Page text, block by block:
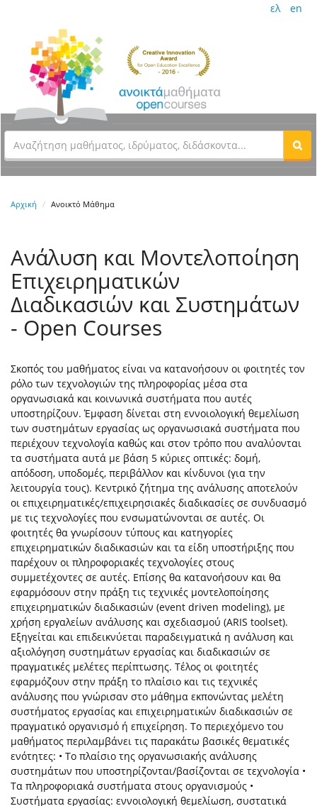
ελ en
Αρχική Ανοικτό Μάθημα
Ανάλυση και Μοντελοποίηση
Επιχειρηματικών
Διαδικασιών και Συστημάτων
- Open Courses
Σκοπός του μαθήματος είναι να κατανοήσουν οι φοιτητές τον
ρόλο των τεχνολογιών της πληροφορίας μέσα στα
οργανωσιακά και κοινωνικά συστήματα που αυτές
υποστηρίζουν. Έμφαση δίνεται στη εννοιολογική θεμελίωση
των συστημάτων εργασίας ως οργανωσιακά συστήματα που
περιέχουν τεχνολογία καθώς και στον τρόπο που αναλύονται
τα συστήματα αυτά με βάση 5 κύριες οπτικές: δομή,
απόδοση, υποδομές, περιβάλλον και κίνδυνοι (για την
λειτουργία τους). Κεντρικό ζήτημα της ανάλυσης αποτελούν
οι επιχειρηματικές/επιχειρησιακές διαδικασίες σε συνδυασμό
με τις τεχνολογίες που ενσωματώνονται σε αυτές. Οι
φοιτητές θα γνωρίσουν τύπους και κατηγορίες
επιχειρηματικών διαδικασιών και τα είδη υποστήριξης που
παρέχουν οι πληροφοριακές τεχνολογίες στους
συμμετέχοντες σε αυτές. Επίσης θα κατανοήσουν και θα
εφαρμόσουν στην πράξη τις τεχνικές μοντελοποίησης
επιχειρηματικών διαδικασιών (event driven modeling), με
χρήση εργαλείων ανάλυσης και σχεδιασμού (ARIS toolset).
Εξηγείται και επιδεικνύεται παραδειγματικά η ανάλυση και
αξιολόγηση συστημάτων εργασίας και διαδικασιών σε
πραγματικές μελέτες περίπτωσης. Τέλος οι φοιτητές
εφαρμόζουν στην πράξη το πλαίσιο και τις τεχνικές
ανάλυσης που γνώρισαν στο μάθημα εκπονώντας μελέτη
συστήματος εργασίας και επιχειρηματικών διαδικασιών σε
πραγματικό οργανισμό ή επιχείρηση. Το περιεχόμενο του
μαθήματος περιλαμβάνει τις παρακάτω βασικές θεματικές
ενότητες: • Το πλαίσιο της οργανωσιακής ανάλυσης
συστημάτων που υποστηρίζονται/βασίζονται σε τεχνολογία •
Τα πληροφοριακά συστήματα στους οργανισμούς •
Συστήματα εργασίας: εννοιολογική θεμελίωση, συστατικά